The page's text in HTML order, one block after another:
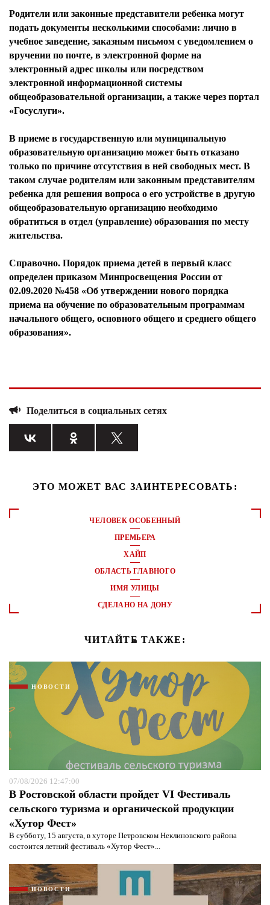
Родители или законные представители ребенка могут
подать документы несколькими способами: лично в
учебное заведение, заказным письмом с уведомлением о
вручении по почте, в электронной форме на
электронный адрес школы или посредством
электронной информационной системы
общеобразовательной организации, а также через портал
«Госуслуги».
В приеме в государственную или муниципальную
образовательную организацию может быть отказано
только по причине отсутствия в ней свободных мест. В
таком случае родителям или законным представителям
ребенка для решения вопроса о его устройстве в другую
общеобразовательную организацию необходимо
обратиться в отдел (управление) образования по месту
жительства.
Справочно. Порядок приема детей в первый класс
определен приказом Минпросвещения России от
02.09.2020 №458 «Об утверждении нового порядка
приема на обучение по образовательным программам
начального общего, основного общего и среднего общего
образования».
Поделиться в социальных сетях
ЭТО МОЖЕТ ВАС ЗАИНТЕРЕСОВАТЬ:
ЧЕЛОВЕК ОСОБЕННЫЙ
ПРЕМЬЕРА
ХАЙП
ОБЛАСТЬ ГЛАВНОГО
ИМЯ УЛИЦЫ
СДЕЛАНО НА ДОНУ
ЧИТАЙТЕ ТАКЖЕ:
НОВОСТИ
07/08/2026 12:47:00
В Ростовской области пройдет VI Фестиваль
сельского туризма и органической продукции
«Хутор Фест»
В субботу, 15 августа, в хуторе Петровском Неклиновского района
состоится летний фестиваль «Хутор Фест»...
НОВОСТИ